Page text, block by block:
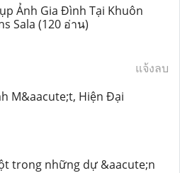
Ảnh Gia Đình Tại Khuôn
Sala (120 อ่าน)
แจ้งลบ
M&aacute;t, Hiện Đại
trong những dự &aacute;n